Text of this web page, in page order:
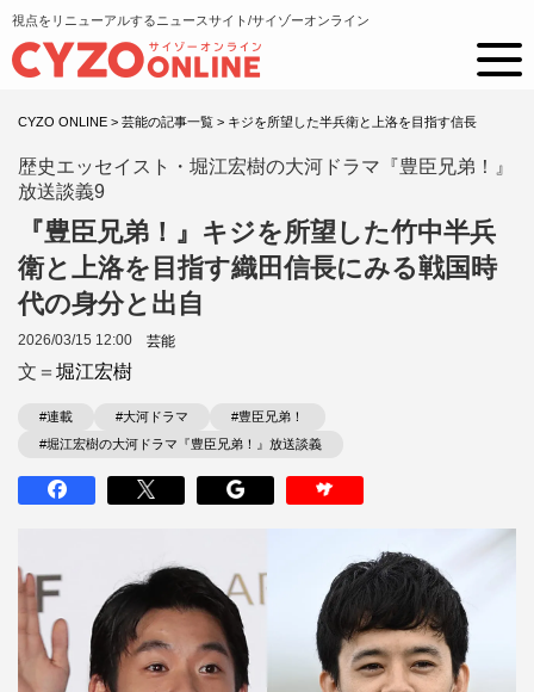
視点をリニューアルするニュースサイト/サイゾーオンライン
CYZO ONLINE > 芸能の記事一覧 > キジを所望した半兵衛と上洛を目指す信長
歴史エッセイスト・堀江宏樹の大河ドラマ『豊臣兄弟！』
放送談義9
『豊臣兄弟！』キジを所望した竹中半兵
衛と上洛を目指す織田信長にみる戦国時
代の身分と出自
2026/03/15 12:00 芸能
文＝ 堀江宏樹
#連載 #大河ドラマ
#豊臣兄弟！
#堀江宏樹の大河ドラマ『豊臣兄弟！』放送談義